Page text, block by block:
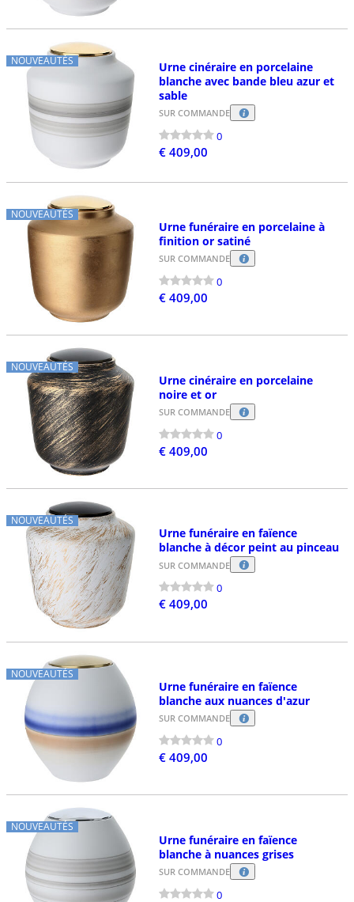
NOUVEAUTÉS
Urne cinéraire en porcelaine
blanche avec bande bleu azur et
sable
SUR COMMANDE
0
€ 409,00
NOUVEAUTÉS
Urne funéraire en porcelaine à
finition or satiné
SUR COMMANDE
0
€ 409,00
NOUVEAUTÉS
Urne cinéraire en porcelaine
noire et or
SUR COMMANDE
0
€ 409,00
NOUVEAUTÉS
Urne funéraire en faïence
blanche à décor peint au pinceau
SUR COMMANDE
0
€ 409,00
NOUVEAUTÉS
Urne funéraire en faïence
blanche aux nuances d'azur
SUR COMMANDE
0
€ 409,00
NOUVEAUTÉS
Urne funéraire en faïence
blanche à nuances grises
SUR COMMANDE
0